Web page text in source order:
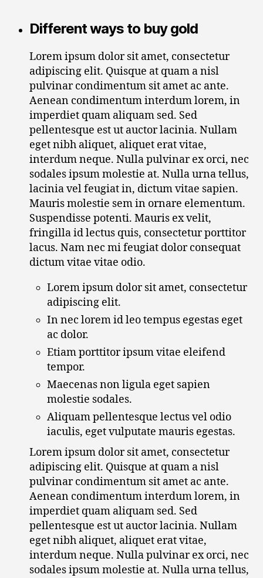
Different ways to buy gold
Lorem ipsum dolor sit amet, consectetur
adipiscing elit. Quisque at quam a nisl
pulvinar condimentum sit amet ac ante.
Aenean condimentum interdum lorem, in
imperdiet quam aliquam sed. Sed
pellentesque est ut auctor lacinia. Nullam
eget nibh aliquet, aliquet erat vitae,
interdum neque. Nulla pulvinar ex orci, nec
sodales ipsum molestie at. Nulla urna tellus,
lacinia vel feugiat in, dictum vitae sapien.
Mauris molestie sem in ornare elementum.
Suspendisse potenti. Mauris ex velit,
fringilla id lectus quis, consectetur porttitor
lacus. Nam nec mi feugiat dolor consequat
dictum vitae vitae odio.
Lorem ipsum dolor sit amet, consectetur
adipiscing elit.
In nec lorem id leo tempus egestas eget
ac dolor.
Etiam porttitor ipsum vitae eleifend
tempor.
Maecenas non ligula eget sapien
molestie sodales.
Aliquam pellentesque lectus vel odio
iaculis, eget vulputate mauris egestas.
Lorem ipsum dolor sit amet, consectetur
adipiscing elit. Quisque at quam a nisl
pulvinar condimentum sit amet ac ante.
Aenean condimentum interdum lorem, in
imperdiet quam aliquam sed. Sed
pellentesque est ut auctor lacinia. Nullam
eget nibh aliquet, aliquet erat vitae,
interdum neque. Nulla pulvinar ex orci, nec
sodales ipsum molestie at. Nulla urna tellus,